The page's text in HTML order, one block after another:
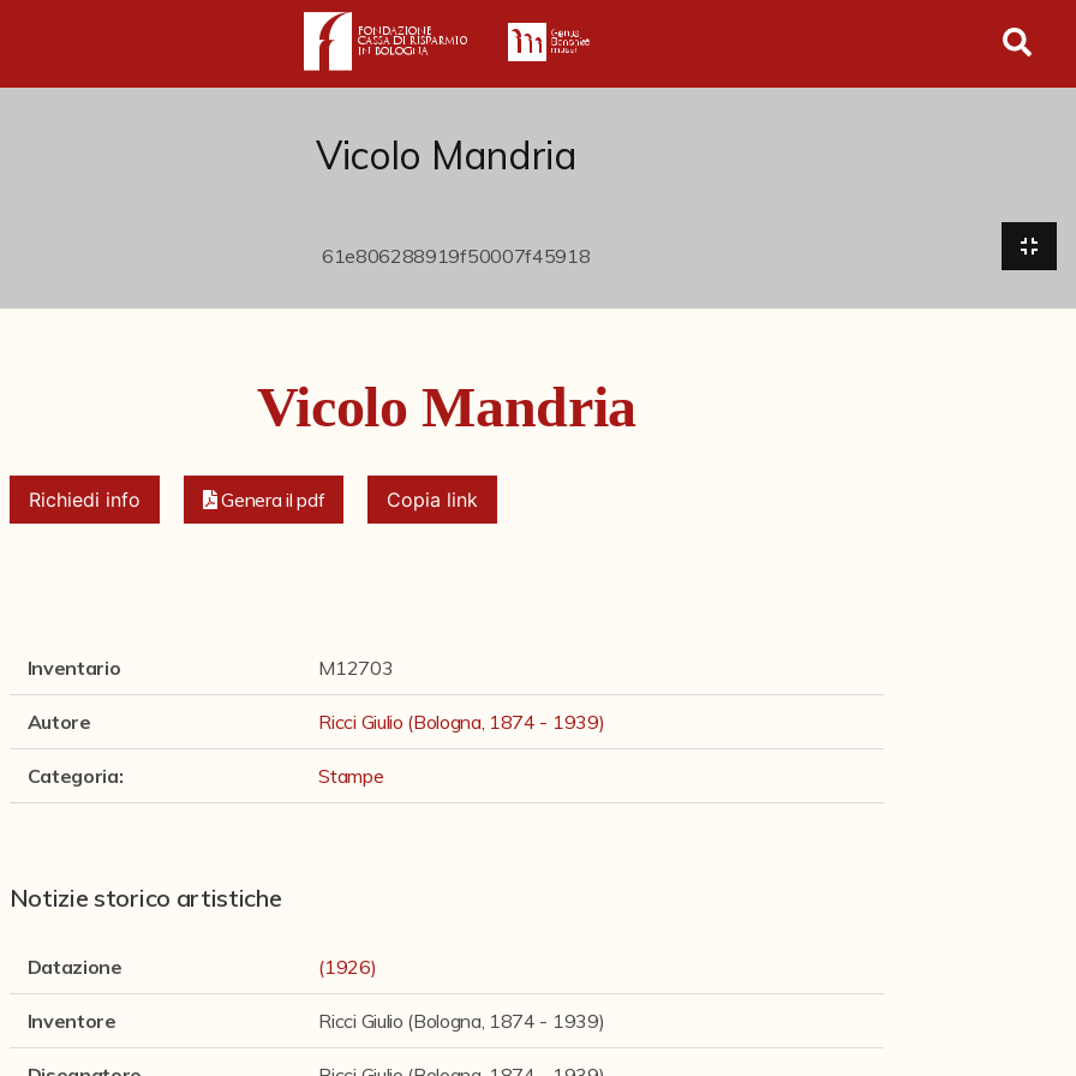
Vicolo Mandria
Vicolo Mandria
Richiedi info Genera il pdf Copia link
Inventario M12703
Autore Ricci Giulio (Bologna, 1874 - 1939)
Categoria: Stampe
Notizie storico artistiche
Datazione (1926)
Inventore Ricci Giulio (Bologna, 1874 - 1939)